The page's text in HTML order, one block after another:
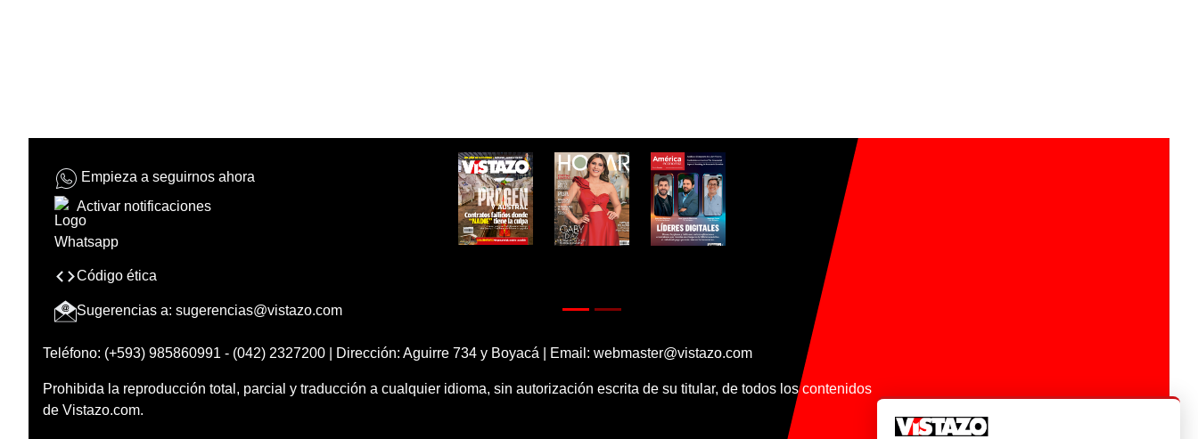
Empieza a seguirnos ahora
Activar notificaciones
Código ética
Sugerencias a: sugerencias@vistazo.com
Teléfono: (+593) 985860991 - (042) 2327200 | Dirección: Aguirre 734 y Boyacá | Email: webmaster@vistazo.com
Prohibida la reproducción total, parcial y traducción a cualquier idioma, sin autorización escrita de su titular, de todos los contenidos
de Vistazo.com.